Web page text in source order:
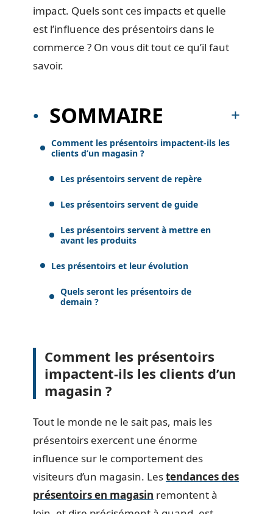
impact. Quels sont ces impacts et quelle
est l’influence des présentoirs dans le
commerce ? On vous dit tout ce qu’il faut
savoir.
SOMMAIRE
Comment les présentoirs impactent-ils les
clients d’un magasin ?
Les présentoirs servent de repère
Les présentoirs servent de guide
Les présentoirs servent à mettre en
avant les produits
Les présentoirs et leur évolution
Quels seront les présentoirs de
demain ?
Comment les présentoirs
impactent-ils les clients d’un
magasin ?
Tout le monde ne le sait pas, mais les
présentoirs exercent une énorme
influence sur le comportement des
visiteurs d’un magasin. Lestendances des
présentoirs en magasin remontent à